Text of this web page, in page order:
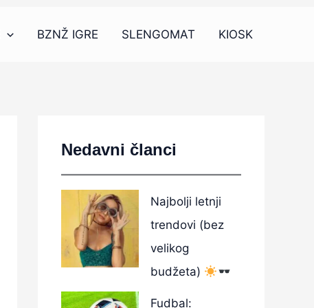
BZNŽ IGRE SLENGOMAT KIOSK
Nedavni članci
Najbolji letnji
trendovi (bez
velikog
budžeta)
Fudbal: